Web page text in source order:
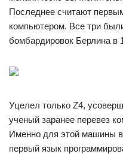
Последнее считают
компьютером. Все три
бомбардировок Берлина в
Уцелел только Z4,
ученый заранее перевез
Именно для этой машины в
первый язык